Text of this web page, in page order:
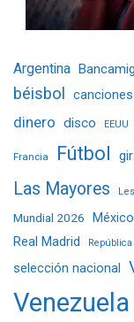
Argentina
béisbol canciones
dinero disco EEUU
Francia Fútbol
Las Mayores
Mundial 2026 México
Real Madrid
selección nacional
Venezuela